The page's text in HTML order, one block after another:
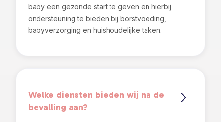
baby een gezonde start te geven en hierbij
ondersteuning te bieden bij borstvoeding,
babyverzorging en huishoudelijke taken.
Welke diensten bieden wij na de
bevalling aan?